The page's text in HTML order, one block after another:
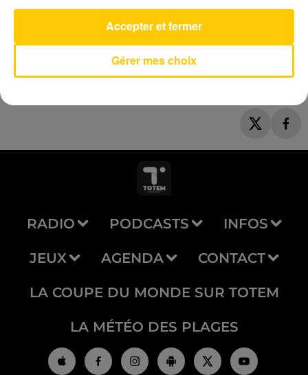
Self Aware
TEMPER CITY
RADIO PODCASTS INFOS
JEUX AGENDA CONTACT
LA COUPE DU MONDE SUR TOTEM
LA MÉTÉO DES PLAGES
Gérer mes choix
Accepter et fermer